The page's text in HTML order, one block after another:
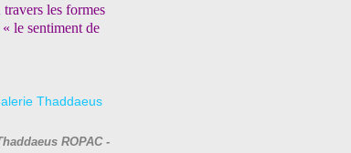
les formes
le sentiment de
ROPAC -